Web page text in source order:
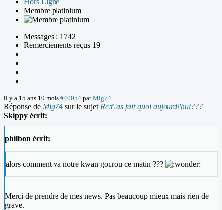
Hors Ligne
Membre platinium
Messages : 1742
Remerciements reçus 19
il y a 15 ans 10 mois #40054 parMig74
Réponse de Mig74 sur le sujet Re:t\'as fait quoi aujourd\'hui???
Skippy écrit:
philbon écrit:
alors comment va notre kwan gourou ce matin ???
Merci de prendre de mes news. Pas beaucoup mieux mais rien de
grave.